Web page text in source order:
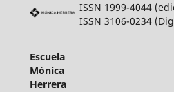
ISSN 1999-4044
ISSN 3106-0234
Escuela
Mónica
Herrera